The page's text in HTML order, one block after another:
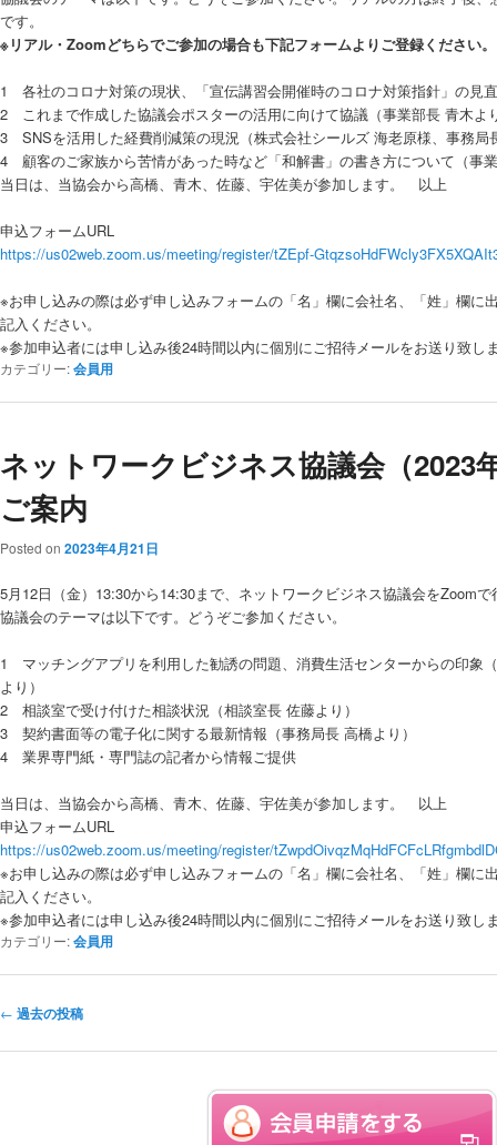
です。
※リアル・Zoomどちらでご参加の場合も下記フォームよりご登録ください。
1 各社のコロナ対策の現状、「宣伝講習会開催時のコロナ対策指針」の見
2 これまで作成した協議会ポスターの活用に向けて協議（事業部長 青木よ
3 SNSを活用した経費削減策の現況（株式会社シールズ 海老原様、事務局
4 顧客のご家族から苦情があった時など「和解書」の書き方について（事
当日は、当協会から高橋、青木、佐藤、宇佐美が参加します。 以上
申込フォームURL
https://us02web.zoom.us/meeting/register/tZEpf-
※お申し込みの際は必ず申し込みフォームの「名」欄に会社名、「姓」欄に
記入ください。
※参加申込者には申し込み後24時間以内に個別にご招待メールをお送り致し
カテゴリー:会員用
ネットワークビジネス協議会（2023
ご案内
Posted on 2023年4月21日
5月12日（金）13:30から14:30まで、ネットワークビジネス協議会をZoomで
協議会のテーマは以下です。どうぞご参加ください。
1 マッチングアプリを利用した勧誘の問題、消費生活センターからの印象
より）
2 相談室で受け付けた相談状況（相談室長 佐藤より）
3 契約書面等の電子化に関する最新情報（事務局長 高橋より）
4 業界専門紙・専門誌の記者から情報ご提供
当日は、当協会から高橋、青木、佐藤、宇佐美が参加します。 以上
申込フォームURL
https://us02web.zoom.us/meeting/register/
※お申し込みの際は必ず申し込みフォームの「名」欄に会社名、「姓」欄に
記入ください。
※参加申込者には申し込み後24時間以内に個別にご招待メールをお送り致し
カテゴリー:会員用
投稿ナビゲーション
← 過去の投稿